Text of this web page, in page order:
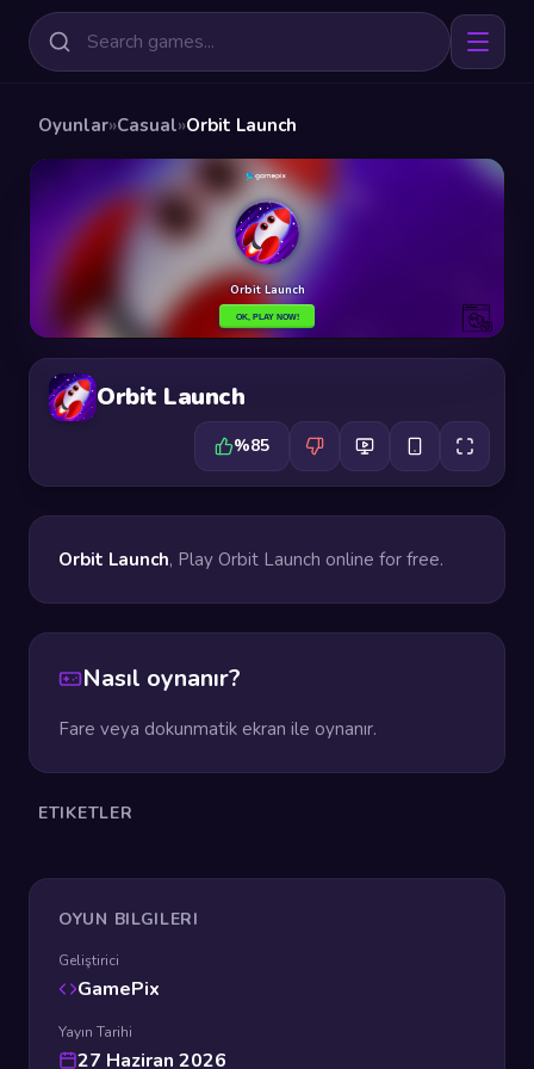
Oyunlar»Casual»Orbit Launch
Orbit Launch
%85
Orbit Launch, Play Orbit Launch online for free.
Nasıl oynanır?
Fare veya dokunmatik ekran ile oynanır.
ETIKETLER
OYUN BILGILERI
Geliştirici
GamePix
Yayın Tarihi
27 Haziran 2026